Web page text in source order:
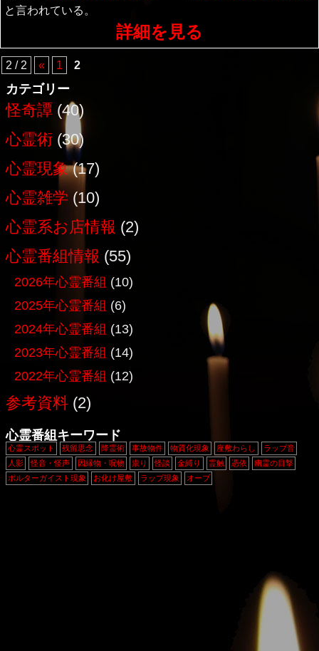
と言われている。
詳細を見る
2 / 2 « 1 2
カテゴリー
怪奇譚 (40)
心霊術 (30)
心霊現象(17)
心霊雑学 (10)
心霊系お店情報 (2)
心霊番組情報 (55)
2026年心霊番組 (10)
2025年心霊番組 (6)
2024年心霊番組 (13)
2023年心霊番組 (14)
2022年心霊番組 (12)
参考資料 (2)
心霊番組キーワード
心霊スポット 残留思念 降霊術 事故物件 物質化現象 座敷わらし
ラップ音
人影
怪音・怪声 因縁物・呪物 祟り 怪談 金縛り 霊触 憑依
幽霊の目撃
ポルターガイスト現象
お化け屋敷 ラップ現象 オーブ